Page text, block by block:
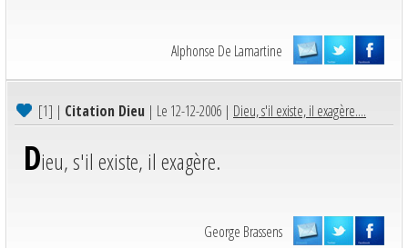
Alphonse De Lamartine
[1] | Citation Dieu | Le 12-12-2006 | Dieu, s'il existe, il exagère....
Dieu, s'il existe, il exagère.
George Brassens